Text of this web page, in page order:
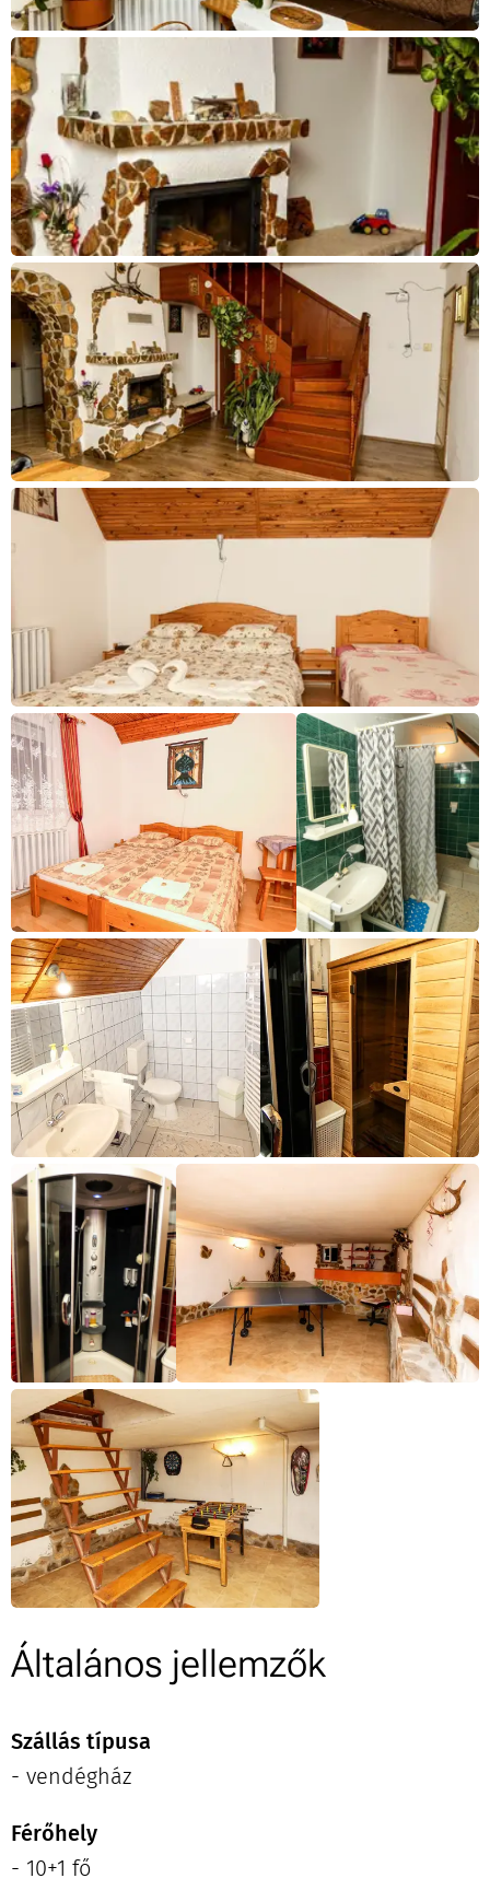
Általános jellemzők
Szállás típusa
- vendégház
Férőhely
- 10+1 fő